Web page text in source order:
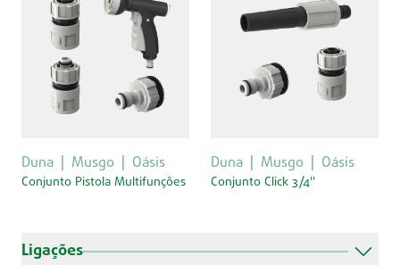
Duna Musgo Oásis
Conjunto Pistola Multifunções
Duna Musgo Oásis
Conjunto Click 3/4''
Ligações